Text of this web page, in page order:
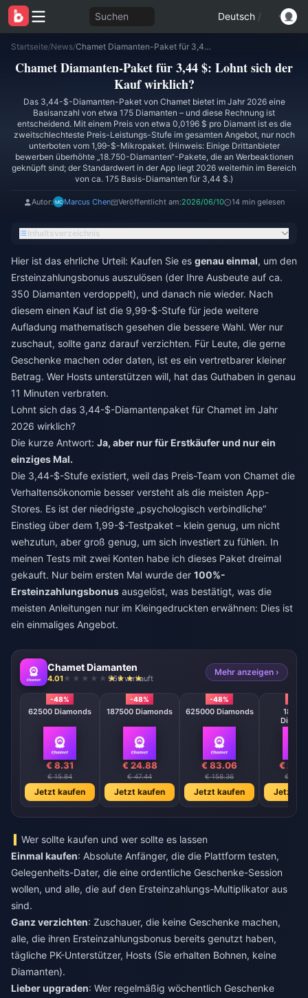
Suchen Deutsch /
Startseite/News/ Chamet Diamanten-Paket für 3,44 $: Lohnt sich der Kauf wirklich?
Chamet Diamanten-Paket für 3,44 $: Lohnt sich der
Kauf wirklich?
Das 3,44-$-Diamanten-Paket von Chamet bietet im Jahr 2026 eine
Basisanzahl von etwa 175 Diamanten – und diese Rechnung ist
entscheidend. Mit einem Preis von etwa 0,0196 $ pro Diamant ist es die
zweitschlechteste Preis-Leistungs-Stufe im gesamten Angebot, nur noch
unterboten vom 1,99-$-Mikropaket. (Hinweis: Einige Drittanbieter
bewerben überhöhte „18.750-Diamanten“-Pakete, die an Werbeaktionen
geknüpft sind; der Standardwert in der App liegt 2026 weiterhin im Bereich
von ca. 175 Basis-Diamanten für 3,44 $.)
Autor: Marcus Chen Veröffentlicht am:2026/06/10 14 min gelesen
Inhaltsverzeichnis
Hier ist das ehrliche Urteil: Kaufen Sie es genau einmal, um den
Ersteinzahlungsbonus auszulösen (der Ihre Ausbeute auf ca.
350 Diamanten verdoppelt), und danach nie wieder. Nach
diesem einen Kauf ist die 9,99-$-Stufe für jede weitere
Aufladung mathematisch gesehen die bessere Wahl. Wer nur
zuschaut, sollte ganz darauf verzichten. Für Leute, die gerne
Geschenke machen oder daten, ist es ein vertretbarer kleiner
Betrag. Wer Hosts unterstützen will, hat das Guthaben in genau
11 Minuten verbraten.
Lohnt sich das 3,44-$-Diamantenpaket für Chamet im Jahr
2026 wirklich?
Die kurze Antwort: Ja, aber nur für Erstkäufer und nur ein
einziges Mal.
Die 3,44-$-Stufe existiert, weil das Preis-Team von Chamet die
Verhaltensökonomie besser versteht als die meisten App-
Stores. Es ist der niedrigste „psychologisch verbindliche“
Einstieg über dem 1,99-$-Testpaket – klein genug, um nicht
wehzutun, aber groß genug, um sich investiert zu fühlen. In
meinen Tests mit zwei Konten habe ich dieses Paket dreimal
gekauft. Nur beim ersten Mal wurde der 100%-
Ersteinzahlungsbonus ausgelöst, was bestätigt, was die
meisten Anleitungen nur im Kleingedruckten erwähnen: Dies ist
ein einmaliges Angebot.
Chamet Diamanten
4.01 966 verkauft
Mehr anzeigen ›
-48%
62500 Diamonds
€ 8.31
€ 15.84
Jetzt kaufen
-48%
187500 Diamonds
€ 24.88
€ 47.44
Jetzt kaufen
-48%
625000 Diamonds
€ 83.06
€ 158.36
Jetzt kaufen
€
€
Jetzt
Wer sollte kaufen und wer sollte es lassen
Einmal kaufen: Absolute Anfänger, die die Plattform testen,
Gelegenheits-Dater, die eine ordentliche Geschenke-Session
wollen, und alle, die auf den Ersteinzahlungs-Multiplikator aus
sind.
Ganz verzichten: Zuschauer, die keine Geschenke machen,
alle, die ihren Ersteinzahlungsbonus bereits genutzt haben,
tägliche PK-Unterstützer, Hosts (Sie erhalten Bohnen, keine
Diamanten).
Lieber upgraden: Wer regelmäßig wöchentlich Geschenke